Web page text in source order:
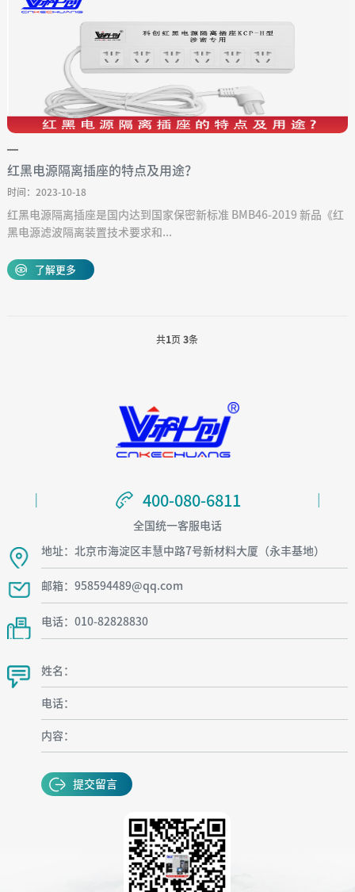
红黑电源隔离插座的特点及用途？
时间：2023-10-18
红黑电源隔离插座是国内达到国家保密新标准 BMB46-2019 新品《红
黑电源滤波隔离装置技术要求和...
了解更多
共1页3条
400-080-6811
400-080-6811
全国统一客服电话
地址：北京市海淀区丰慧中路7号新材料大厦（永丰基地）
邮箱：958594489@qq.com
电话：010-82828830
姓名：
电话：
内容：
提交留言